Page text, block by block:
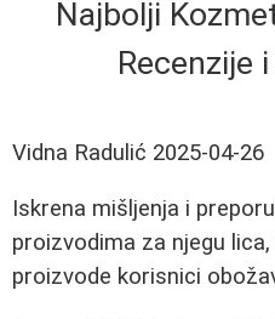
Najbolji
Recenzije
Vidna Radulić 2025-04-26
Iskrena mišljenja i
proizvodima za njegu
proizvode korisnici